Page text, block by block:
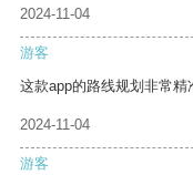
2024-11-04
游客
这款app的路线规划非常精
2024-11-04
游客